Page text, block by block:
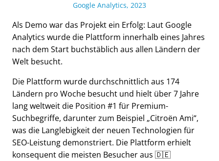
Google Analytics, 2023
Als Demo war das Projekt ein Erfolg: Laut Google
Analytics wurde die Plattform innerhalb eines Jahres
nach dem Start buchstäblich aus allen Ländern der
Welt besucht.
Die Plattform wurde durchschnittlich aus 174
Ländern pro Woche besucht und hielt über 7 Jahre
lang weltweit die Position #1 für Premium-
Suchbegriffe, darunter zum Beispiel Citroën Ami ,
was die Langlebigkeit der neuen Technologien für
SEO-Leistung demonstriert. Die Plattform erhielt
konsequent die meisten Besucher aus 🇩🇪